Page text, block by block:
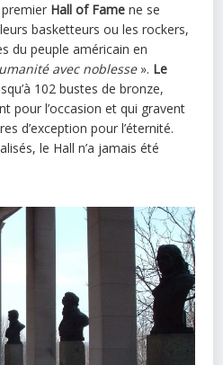
Hall of Fame ne se
basketteurs ou les rockers,
du peuple américain en
avec noblesse». Le
102 bustes de bronze,
pour l’occasion et qui gravent
d’exception pour l’éternité.
le Hall n’a jamais été